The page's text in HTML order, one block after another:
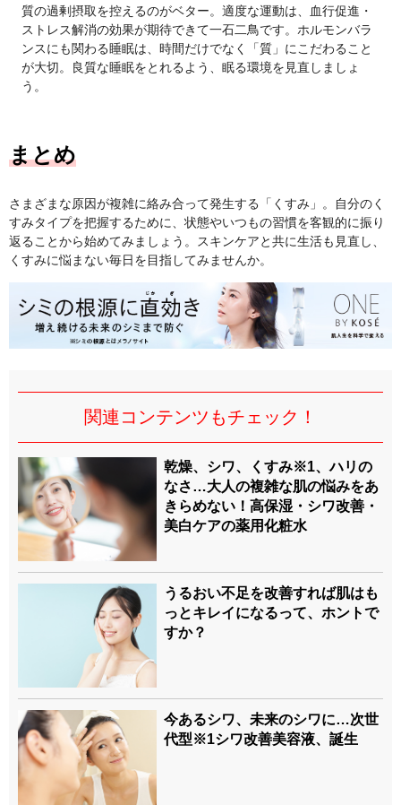
質の過剰摂取を控えるのがベター。適度な運動は、血行促進・
ストレス解消の効果が期待できて一石二鳥です。ホルモンバラ
ンスにも関わる睡眠は、時間だけでなく「質」にこだわること
が大切。良質な睡眠をとれるよう、眠る環境を見直しましょ
う。
まとめ
さまざまな原因が複雑に絡み合って発生する「くすみ」。自分のく
すみタイプを把握するために、状態やいつもの習慣を客観的に振り
返ることから始めてみましょう。スキンケアと共に生活も見直し、
くすみに悩まない毎日を目指してみませんか。
関連コンテンツもチェック！
乾燥、シワ、くすみ※1、ハリの
なさ…大人の複雑な肌の悩みをあ
きらめない！高保湿・シワ改善・
美白ケアの薬用化粧水
うるおい不足を改善すれば肌はも
っとキレイになるって、ホントで
すか？
今あるシワ、未来のシワに…次世
代型※1シワ改善美容液、誕生